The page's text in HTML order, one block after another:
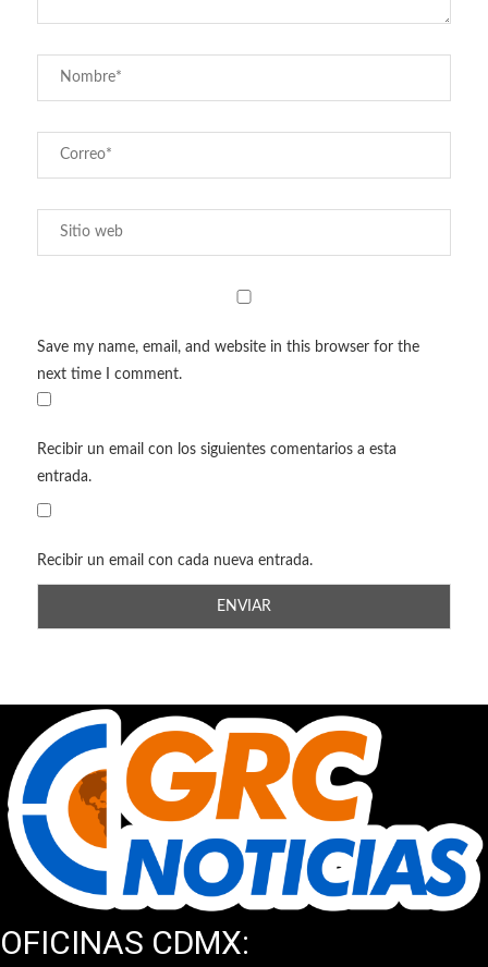
Save my name, email, and website in this browser for the
next time I comment.
Recibir un email con los siguientes comentarios a esta
entrada.
Recibir un email con cada nueva entrada.
OFICINAS CDMX: